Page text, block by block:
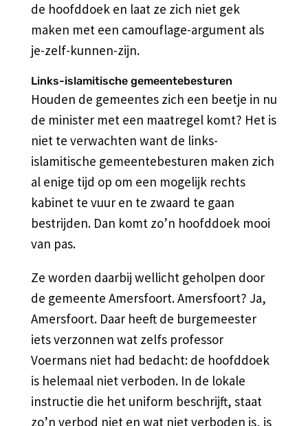
de hoofddoek en laat ze zich niet gek
maken met een camouflage-argument als
je-zelf-kunnen-zijn.
Links-islamitische gemeentebesturen
Houden de gemeentes zich een beetje in nu
de minister met een maatregel komt? Het is
niet te verwachten want de links-
islamitische gemeentebesturen maken zich
al enige tijd op om een mogelijk rechts
kabinet te vuur en te zwaard te gaan
bestrijden. Dan komt zo’n hoofddoek mooi
van pas.
Ze worden daarbij wellicht geholpen door
de gemeente Amersfoort. Amersfoort? Ja,
Amersfoort. Daar heeft de burgemeester
iets verzonnen wat zelfs professor
Voermans niet had bedacht: de hoofddoek
is helemaal niet verboden. In de lokale
instructie die het uniform beschrijft, staat
zo’n verbod niet en wat niet verboden is, is